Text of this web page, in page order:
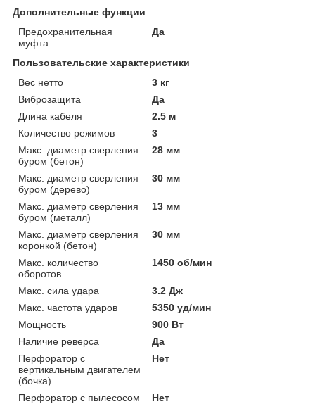
Дополнительные функции
Предохранительная
муфта
Да
Пользовательские характеристики
Вес нетто
3 кг
Виброзащита
Да
Длина кабеля
2.5 м
Количество режимов
3
Макс. диаметр сверления
буром (бетон)
28 мм
Макс. диаметр сверления
буром (дерево)
30 мм
Макс. диаметр сверления
буром (металл)
13 мм
Макс. диаметр сверления
коронкой (бетон)
30 мм
Макс. количество
оборотов
1450 об/мин
Макс. сила удара
3.2 Дж
Макс. частота ударов
5350 уд/мин
Мощность
900 Вт
Наличие реверса
Да
Перфоратор с
вертикальным двигателем
(бочка)
Нет
Перфоратор с пылесосом
Нет